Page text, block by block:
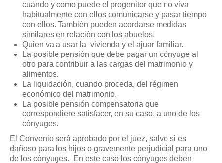
cuándo y como puede el progenitor que no viva
habitualmente con ellos comunicarse y pasar tiempo
con ellos. También pueden acordarse medidas
similares en relación con los abuelos.
Quien va a usar la vivienda y el ajuar familiar.
La posible pensión que debe pagar un cónyuge al
otro para contribuir a las cargas del matrimonio y
alimentos.
La liquidación, cuando proceda, del régimen
económico del matrimonio.
La posible pensión compensatoria que
correspondiere satisfacer, en su caso, a uno de los
cónyuges.
El Convenio será aprobado por el juez, salvo si es
dañoso para los hijos o gravemente perjudicial para uno
de los cónyuges. En este caso los cónyuges deben